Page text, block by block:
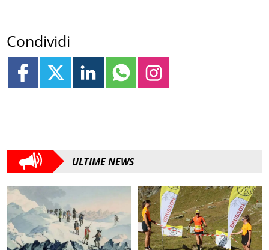
Condividi
ULTIME NEWS